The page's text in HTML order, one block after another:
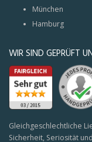
München
Hamburg
WIR SIND GEPRÜFT
Gleichgeschlechtliche
Sicherheit, Seriosität